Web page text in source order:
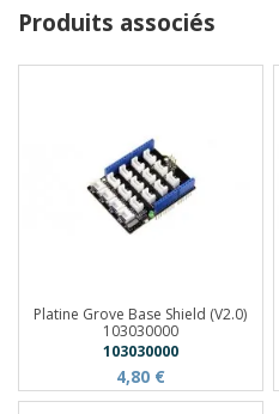
Produits associés
Platine Grove Base Shield (V2.0)
103030000
103030000
4,80 €